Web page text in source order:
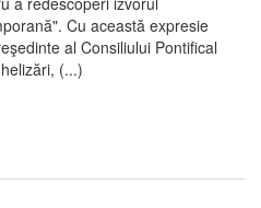
Cu această expresie
al Consiliului Pontifical
(...)